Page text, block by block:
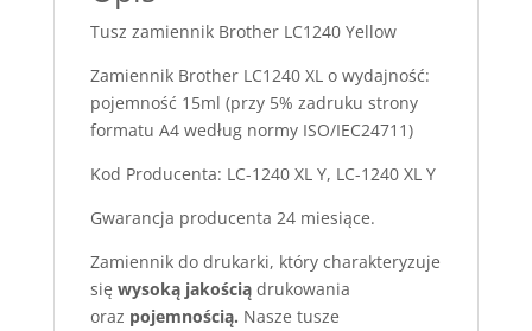
Tusz zamiennik Brother LC1240 Yellow
Zamiennik Brother LC1240 XL o wydajność:
pojemność 15ml (przy 5% zadruku strony
formatu A4 według normy ISO/IEC24711)
Kod Producenta: LC-1240 XL Y, LC-1240 XL Y
Gwarancja producenta 24 miesiące.
Zamiennik do drukarki, który charakteryzuje
się wysoką jakościądrukowania
oraz pojemnością. Nasze tusze